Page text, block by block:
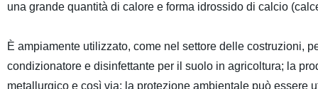
una grande quantità di calore e forma idrossido di calcio
È ampiamente utilizzato, come nel settore delle costruzioni,
condizionatore e disinfettante per il suolo in agricoltura; la
metallurgico e così via; la protezione ambientale può essere